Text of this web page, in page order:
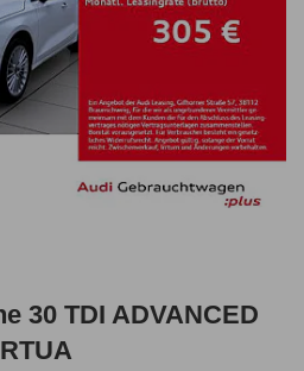
30 TDI ADVANCED